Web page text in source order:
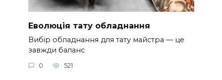
Еволюція тату обладнання
Вибір обладнання для тату майстра — це
завжди баланс
0 521